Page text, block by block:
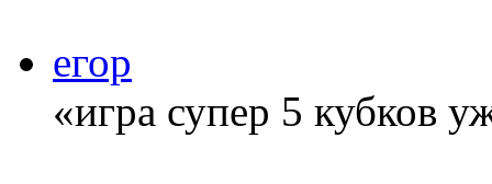
егор
«игра супер 5 кубков